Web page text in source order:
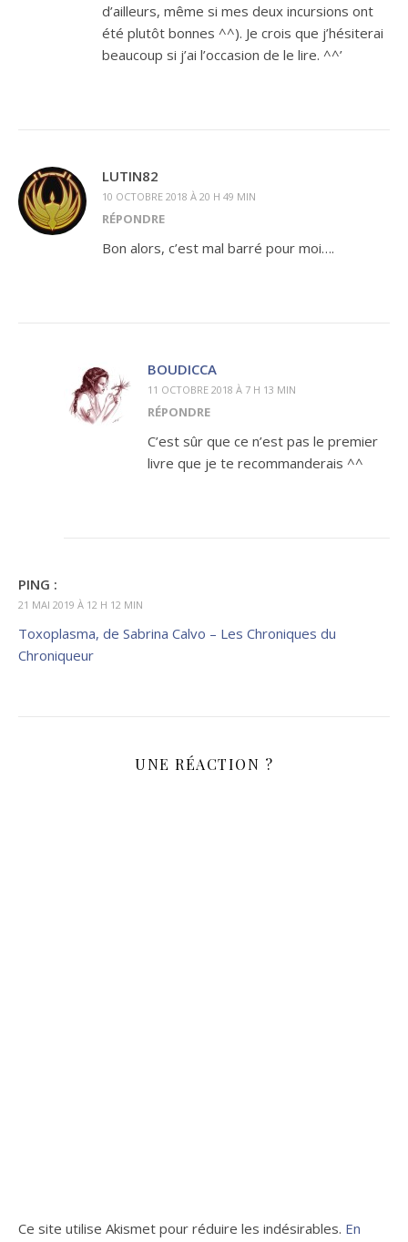
d’ailleurs, même si mes deux incursions ont
été plutôt bonnes ^^). Je crois que j’hésiterai
beaucoup si j’ai l’occasion de le lire. ^^’
LUTIN82
10 OCTOBRE 2018 À 20 H 49 MIN
RÉPONDRE
Bon alors, c’est mal barré pour moi….
BOUDICCA
11 OCTOBRE 2018 À 7 H 13 MIN
RÉPONDRE
C’est sûr que ce n’est pas le premier
livre que je te recommanderais ^^
PING :
21 MAI 2019 À 12 H 12 MIN
Toxoplasma, de Sabrina Calvo – Les Chroniques du
Chroniqueur
UNE RÉACTION ?
Ce site utilise Akismet pour réduire les indésirables. En